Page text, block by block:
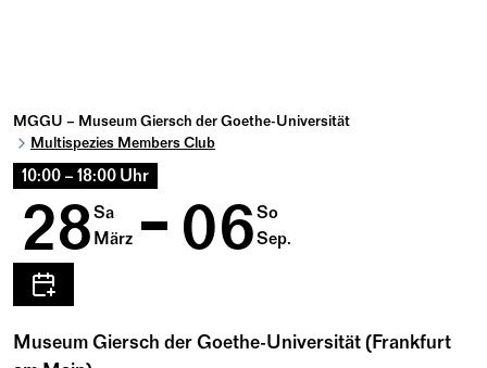
MGGU – Museum Giersch der Goethe-Universität
Multispezies Members Club
10:00 – 18:00 Uhr
28Sa
März
06So
Sep.
Museum Giersch der Goethe-Universität (Frankfurt